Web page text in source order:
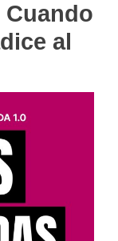
Cuando
al